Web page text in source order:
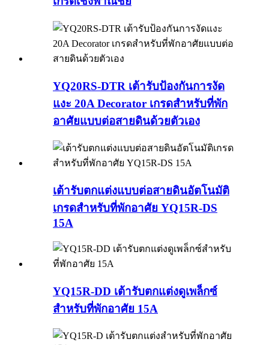
YQ20RS-DTR เต้ารับป้องกันการงัด
แงะ 20A Decorator เกรดสำหรับที่พัก
อาศัยแบบต่อสายดินด้วยตัวเอง
เต้ารับตกแต่งแบบต่อสายดินอัตโนมัติ
เกรดสำหรับที่พักอาศัย YQ15R-DS
15A
YQ15R-DD เต้ารับตกแต่งดูเพล็กซ์
สำหรับที่พักอาศัย 15A